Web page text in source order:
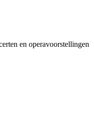
en operavoorstellingen